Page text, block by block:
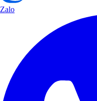
Zalo